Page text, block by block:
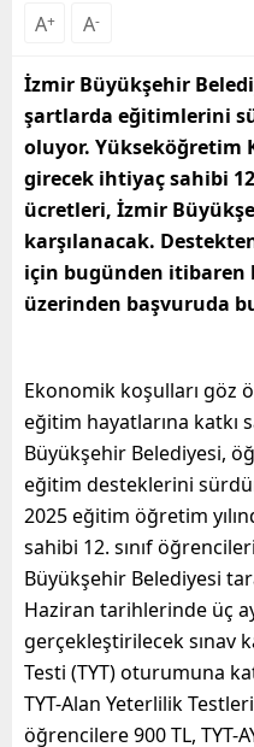
A+ A-
İzmir Büyükşehir
şartlarda eğitimlerini
oluyor. Yükseköğretim
girecek ihtiyaç sahibi
ücretleri, İzmir
karşılanacak.
için bugünden itibaren
üzerinden başvuruda
Ekonomik koşulları göz
eğitim hayatlarına katkı
Büyükşehir Belediyesi,
eğitim desteklerini
2025 eğitim öğretim
sahibi 12. sınıf
Büyükşehir Belediyesi
Haziran tarihlerinde üç
gerçekleştirilecek sınav
Testi (TYT) oturumuna
TYT-Alan Yeterlilik
öğrencilere 900 TL, TYT-